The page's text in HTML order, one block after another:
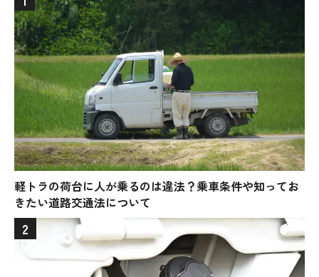
軽トラの荷台に人が乗るのは違法？乗車条件や知ってお
きたい道路交通法について
2